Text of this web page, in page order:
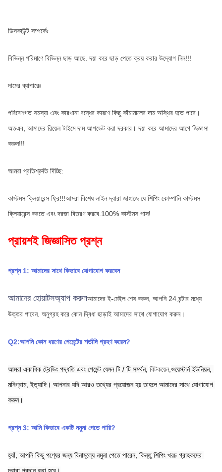
ডিসকাউন্ট সম্পর্কেঃ
বিভিন্ন পরিমাণে বিভিন্ন ছাড় আছে. দয়া করে ছাড় পেতে ক্রয় করার উদ্যোগ নিন!!!
দামের ব্যাপারেঃ
পরিবেশগত সমস্যা এবং কারখানা বন্ধের কারণে কিছু কাঁচামালের দাম অস্থির হতে পারে।
অতএব, আমাদের রিয়েল টাইমে দাম আপডেট করা দরকার। দয়া করে আমাদের আগে জিজ্ঞাসা
করুন!!!
আমরা প্রতিশ্রুতি দিচ্ছি:
কাস্টমস ক্লিয়ারেন্স ফ্রি!!!আমরা বিশেষ লাইন দ্বারা জাহাজে যে শিপিং কোম্পানি কাস্টমস
ক্লিয়ারেন্স করতে এবং দরজা বিতরণ করবে.100% কাস্টমস পাস!
প্রায়শই জিজ্ঞাসিত প্রশ্ন
প্রশ্ন 1: আমাদের সাথে কিভাবে যোগাযোগ করবেন
আমাদের হোয়াটসঅ্যাপ করুনআমাদের ই-মেইল শেষ করুন, আপনি 24 ঘন্টার মধ্যে
উত্তর পাবেন. অনুগ্রহ করে কোন দ্বিধা ছাড়াই আমাদের সাথে যোগাযোগ করুন।
Q2:আপনি কোন ধরণের পেমেন্টের শর্তাদি গ্রহণ করেন?
আমরা একাধিক ট্রেডিং পদ্ধতি এবং পেমেন্ট যেমন টি / টি সমর্থন, বিটকয়েন,ওয়েস্টার্ন ইউনিয়ন,
মনিগ্রাম, ইত্যাদি। আপনার যদি আরও তথ্যের প্রয়োজন হয় তাহলে আমাদের সাথে যোগাযোগ
করুন।
প্রশ্ন 3: আমি কিভাবে একটি নমুনা পেতে পারি?
হ্যাঁ, আপনি কিছু পণ্যের জন্য বিনামূল্যে নমুনা পেতে পারেন, কিন্তু শিপিং খরচ গ্রাহকদের